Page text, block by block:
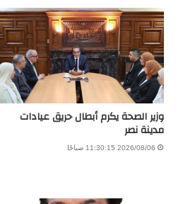
وزير الصحة يكرم أبطال حريق عيادات
مدينة نصر
2026/08/06 11:30:15 صباحًا